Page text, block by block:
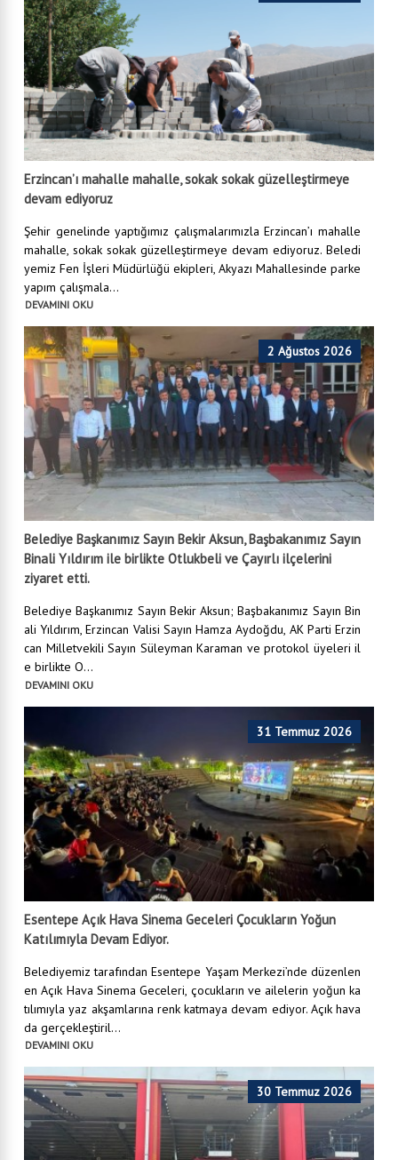
Erzincan’ı mahalle mahalle, sokak sokak güzelleştirmeye
devam ediyoruz
Şehir genelinde yaptığımız çalışmalarımızla Erzincan’ı mahalle
mahalle, sokak sokak güzelleştirmeye devam ediyoruz. Beledi
yemiz Fen İşleri Müdürlüğü ekipleri, Akyazı Mahallesinde parke
yapım çalışmala...
DEVAMINI OKU
2 Ağustos 2026
Belediye Başkanımız Sayın Bekir Aksun, Başbakanımız Sayın
Binali Yıldırım ile birlikte Otlukbeli ve Çayırlı ilçelerini
ziyaret etti.
Belediye Başkanımız Sayın Bekir Aksun; Başbakanımız Sayın Bin
ali Yıldırım, Erzincan Valisi Sayın Hamza Aydoğdu, AK Parti Erzin
can Milletvekili Sayın Süleyman Karaman ve protokol üyeleri il
e birlikte O...
DEVAMINI OKU
31 Temmuz 2026
Esentepe Açık Hava Sinema Geceleri Çocukların Yoğun
Katılımıyla Devam Ediyor.
Belediyemiz tarafından Esentepe Yaşam Merkezi’nde düzenlen
en Açık Hava Sinema Geceleri, çocukların ve ailelerin yoğun ka
tılımıyla yaz akşamlarına renk katmaya devam ediyor. Açık hava
da gerçekleştiril...
DEVAMINI OKU
30 Temmuz 2026